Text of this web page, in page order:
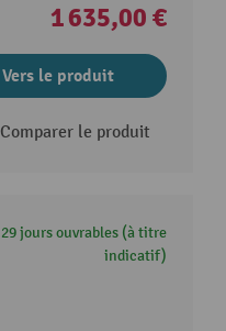
1 635,00 €
Vers le produit
Comparer le produit
29 jours ouvrables (à titre
indicatif)